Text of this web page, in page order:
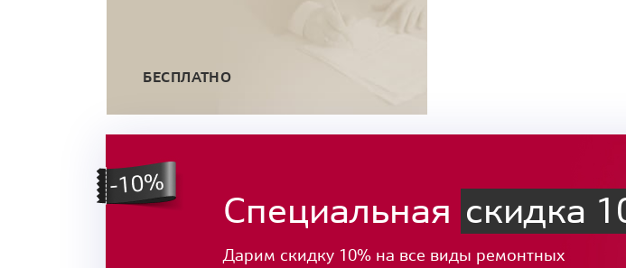
БЕСПЛАТНО
Специальная скидка
Дарим скидку 10% на все виды ремонтных